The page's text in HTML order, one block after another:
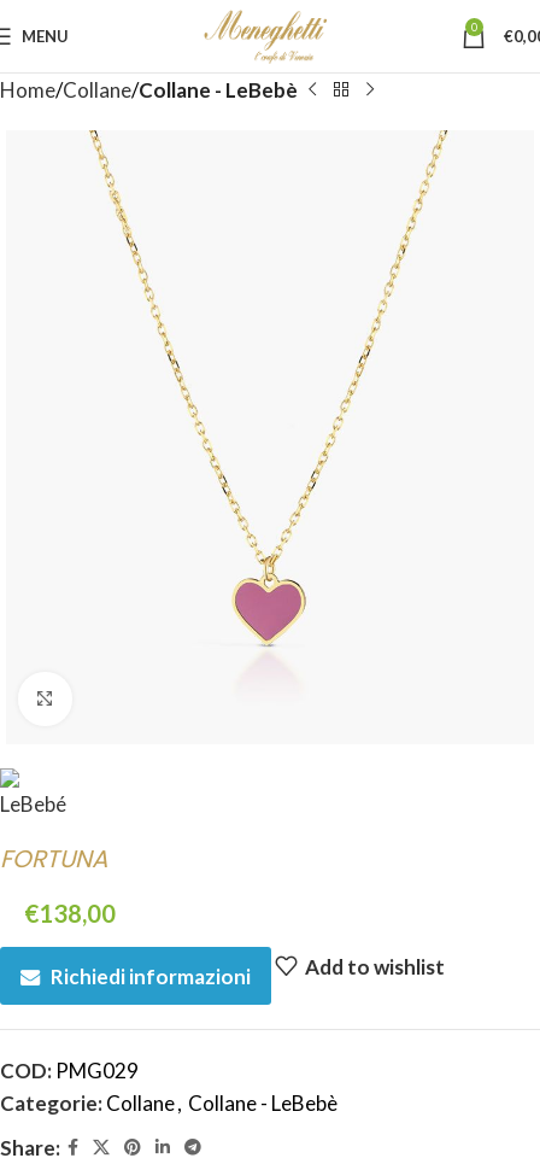
MENU 0 €
Home Collane Collane - LeBebè
FORTUNA
€138,00
Richiedi informazioni Add to wishlist
COD: PMG029
Categorie:Collane, Collane - LeBebè
Share: